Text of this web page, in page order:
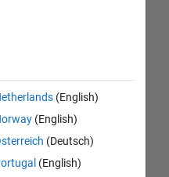
(English)
(English)
(Deutsch)
(English)